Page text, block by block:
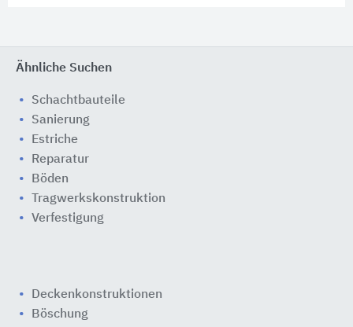
Ähnliche Suchen
Schachtbauteile
Sanierung
Estriche
Reparatur
Böden
Tragwerkskonstruktion
Verfestigung
Deckenkonstruktionen
Böschung